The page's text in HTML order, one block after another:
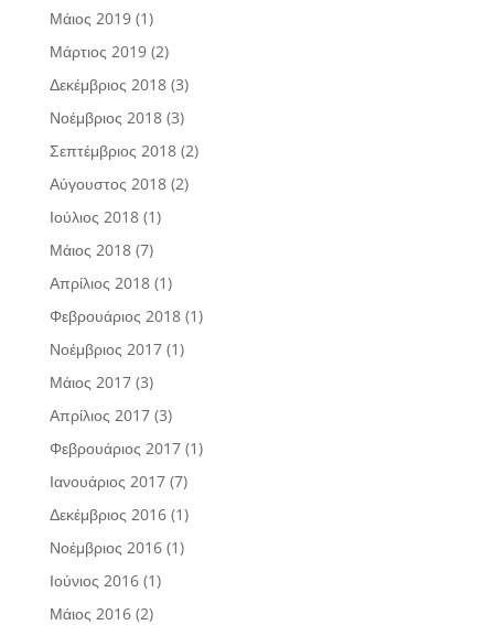
Μάιος 2019(1)
Μάρτιος 2019(2)
Δεκέμβριος 2018(3)
Νοέμβριος 2018(3)
Σεπτέμβριος 2018(2)
Αύγουστος 2018(2)
Ιούλιος 2018(1)
Μάιος 2018(7)
Απρίλιος 2018(1)
Φεβρουάριος 2018(1)
Νοέμβριος 2017(1)
Μάιος 2017(3)
Απρίλιος 2017(3)
Φεβρουάριος 2017(1)
Ιανουάριος 2017(7)
Δεκέμβριος 2016(1)
Νοέμβριος 2016(1)
Ιούνιος 2016(1)
Μάιος 2016(2)